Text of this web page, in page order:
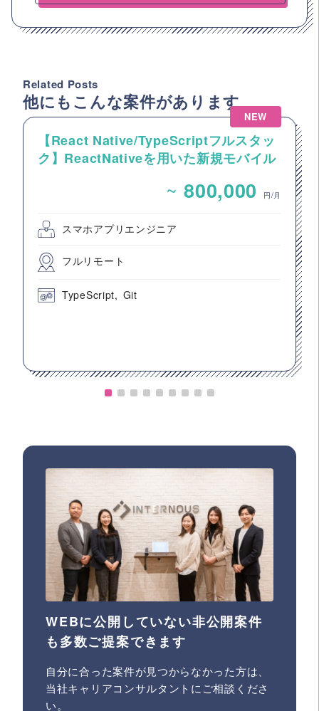
Related Posts
他にもこんな案件があります
NEW
【React Native/TypeScriptフルスタッ
ク】ReactNativeを用いた新規モバイル
~ 800,000 円/月
スマホアプリエンジニア
フルリモート
TypeScript Git
WEBに公開していない非公開案件
も多数ご提案できます
自分に合った案件が見つからなかった方は、
当社キャリアコンサルタントにご相談くださ
い。